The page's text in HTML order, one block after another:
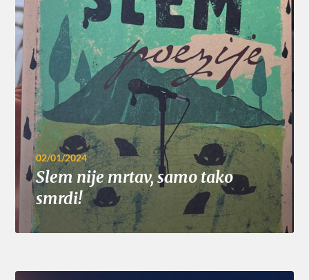
02/01/2024
Slem nije mrtav, samo tako
smrdi!